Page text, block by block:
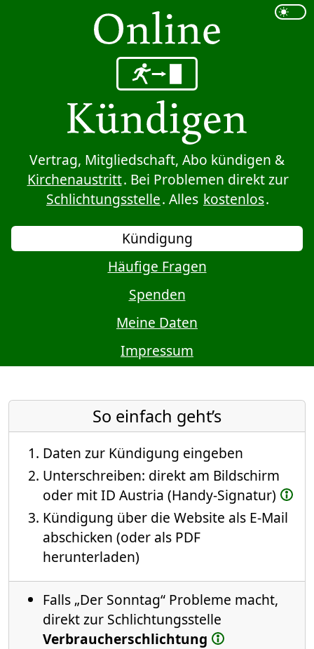
Sprung zum Inhalt
Vertrag, Mitgliedschaft, Abo kündigen &
Kirchenaustritt. Bei Problemen direkt zur
Schlichtungsstelle. Alles kostenlos.
Kündigung
Häufige Fragen
Spenden
Meine Daten
Impressum
So einfach geht’s
Daten zur Kündigung eingeben
Unterschreiben: direkt am Bildschirm
oder mit ID Austria (Handy-Signatur)
Kündigung über die Website als E-Mail
abschicken (oder als PDF
herunterladen)
Falls „Der Sonntag“ Probleme macht,
direkt zur Schlichtungsstelle
Verbraucherschlichtung